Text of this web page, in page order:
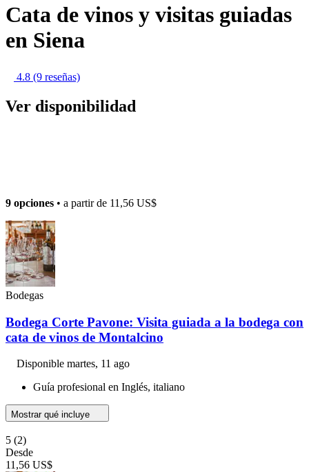
Cata de vinos y visitas guiadas
en Siena
4.8 (9 reseñas)
Ver disponibilidad
9 opciones • a partir de 11,56 US$
Bodegas
Bodega Corte Pavone: Visita guiada a la bodega con
cata de vinos de Montalcino
Disponible martes, 11 ago
Guía profesional en Inglés, italiano
Mostrar qué incluye
5 (2)
Desde
11,56 US$